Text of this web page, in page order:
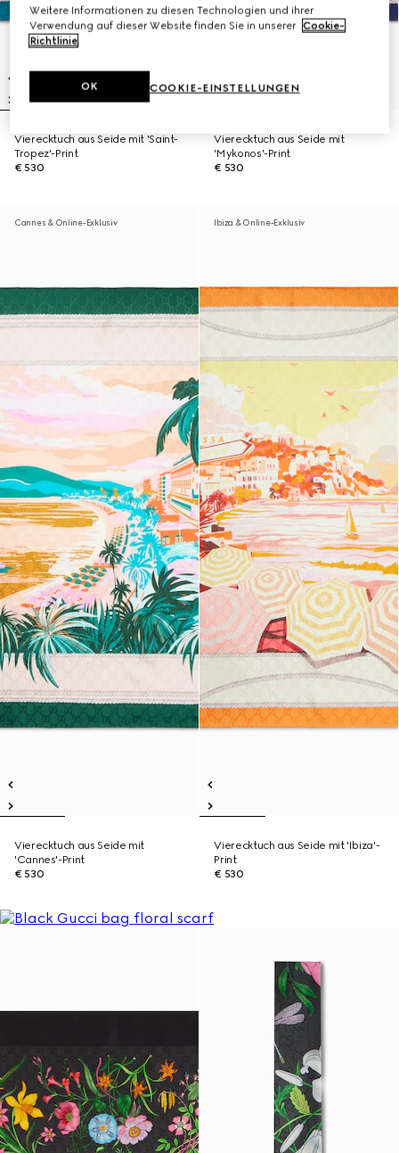
Vierecktuch aus Seide mit 'Saint-
Tropez'-Print
€ 530
Vierecktuch aus Seide mit
'Mykonos'-Print
€ 530
Cannes & Online-Exklusiv
Vierecktuch aus Seide mit
'Cannes'-Print
€ 530
Ibiza & Online-Exklusiv
Vierecktuch aus Seide mit 'Ibiza'-
Print
€ 530
Weitere Informationen zu diesen Technologien und ihrer
Verwendung auf dieser Website finden Sie in unserer Cookie-
Richtlinie.
COOKIE-EINSTELLUNGEN
OK